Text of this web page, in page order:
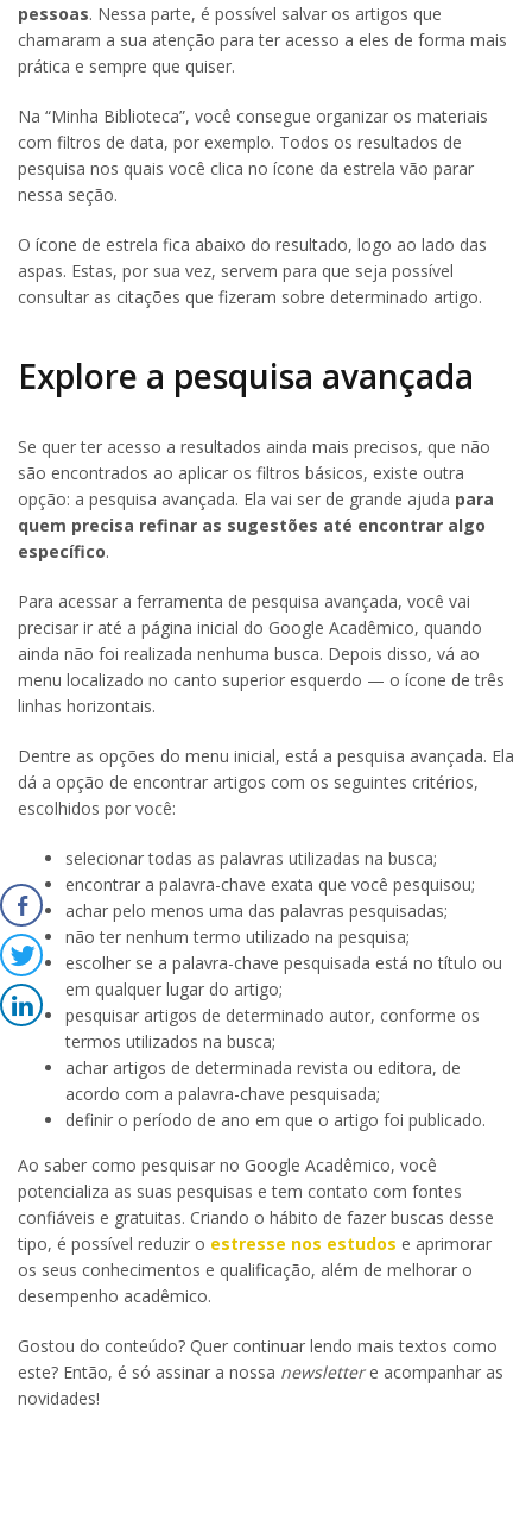
pessoas. Nessa parte, é possível salvar os artigos que
chamaram a sua atenção para ter acesso a eles de forma mais
prática e sempre que quiser.
Na “Minha Biblioteca”, você consegue organizar os materiais
com filtros de data, por exemplo. Todos os resultados de
pesquisa nos quais você clica no ícone da estrela vão parar
nessa seção.
O ícone de estrela fica abaixo do resultado, logo ao lado das
aspas. Estas, por sua vez, servem para que seja possível
consultar as citações que fizeram sobre determinado artigo.
Explore a pesquisa avançada
Se quer ter acesso a resultados ainda mais precisos, que não
são encontrados ao aplicar os filtros básicos, existe outra
opção: a pesquisa avançada. Ela vai ser de grande ajuda para
quem precisa refinar as sugestões até encontrar algo
específico.
Para acessar a ferramenta de pesquisa avançada, você vai
precisar ir até a página inicial do Google Acadêmico, quando
ainda não foi realizada nenhuma busca. Depois disso, vá ao
menu localizado no canto superior esquerdo — o ícone de três
linhas horizontais.
Dentre as opções do menu inicial, está a pesquisa avançada. Ela
dá a opção de encontrar artigos com os seguintes critérios,
escolhidos por você:
selecionar todas as palavras utilizadas na busca;
encontrar a palavra-chave exata que você pesquisou;
achar pelo menos uma das palavras pesquisadas;
não ter nenhum termo utilizado na pesquisa;
escolher se a palavra-chave pesquisada está no título ou
em qualquer lugar do artigo;
pesquisar artigos de determinado autor, conforme os
termos utilizados na busca;
achar artigos de determinada revista ou editora, de
acordo com a palavra-chave pesquisada;
definir o período de ano em que o artigo foi publicado.
Ao saber como pesquisar no Google Acadêmico, você
potencializa as suas pesquisas e tem contato com fontes
confiáveis e gratuitas. Criando o hábito de fazer buscas desse
tipo, é possível reduzir o estresse nos estudos e aprimorar
os seus conhecimentos e qualificação, além de melhorar o
desempenho acadêmico.
Gostou do conteúdo? Quer continuar lendo mais textos como
este? Então, é só assinar a nossa newslettere acompanhar as
novidades!